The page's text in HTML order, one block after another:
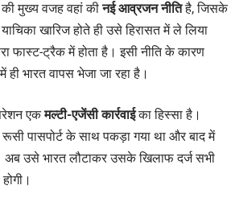
की मुख्य वजह वहां कीनई आव्रजन नीतिहै, जिसके
खारिज होते ही उसे हिरासत में ले लिया
फास्ट-ट्रैक में होता है। इसी नीति के कारण
भारत वापस भेजा जा रहा है।
एकमल्टी-एजेंसी कार्रवाईका हिस्सा है।
पासपोर्ट के साथ पकड़ा गया था और बाद में
अब उसे भारत लौटाकर उसके खिलाफ दर्ज सभी